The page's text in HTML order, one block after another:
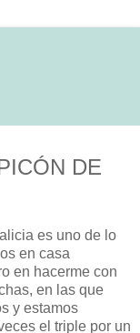
DE
es uno de lo
en casa
en hacerme con
en las que
y estamos
el triple por un